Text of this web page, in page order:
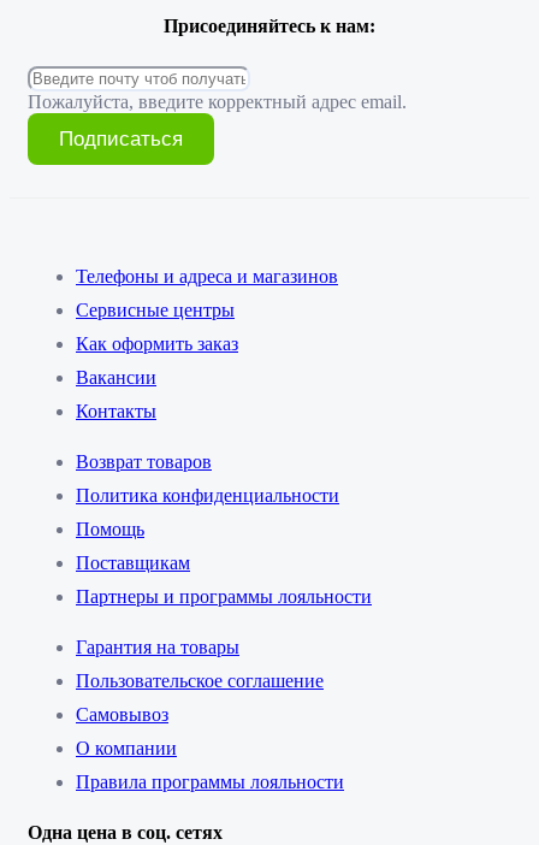
Присоединяйтесь к нам:
Пожалуйста, введите корректный адрес email.
Подписаться
Телефоны и адреса и магазинов
Сервисные центры
Как оформить заказ
Вакансии
Контакты
Возврат товаров
Политика конфиденциальности
Помощь
Поставщикам
Партнеры и программы лояльности
Гарантия на товары
Пользовательское соглашение
Самовывоз
О компании
Правила программы лояльности
Одна цена в соц. сетях